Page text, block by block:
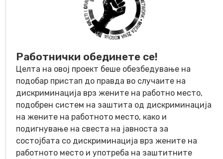
Работнички обединете се!
Целта на овој проект беше обезбедување на
подобар пристап до правда во случаите на
дискриминација врз жените на работно место,
подобрен систем на заштита од дискриминација
на жените на работното место, како и
подигнување на свеста на јавноста за
состојбата со дискриминација врз жените на
работното место и употреба на заштитните